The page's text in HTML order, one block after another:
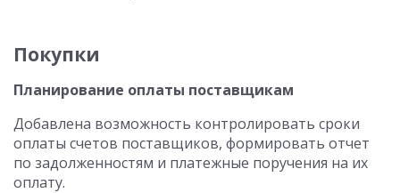
Покупки
Планирование оплаты поставщикам
Добавлена возможность контролировать сроки
оплаты счетов поставщиков, формировать отчет
по задолженностям и платежные поручения на их
оплату.